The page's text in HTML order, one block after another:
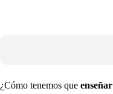
¿Cómo tenemos que enseñar